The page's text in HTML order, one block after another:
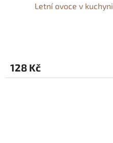
Letní ovoce v kuchyni
128 Kč